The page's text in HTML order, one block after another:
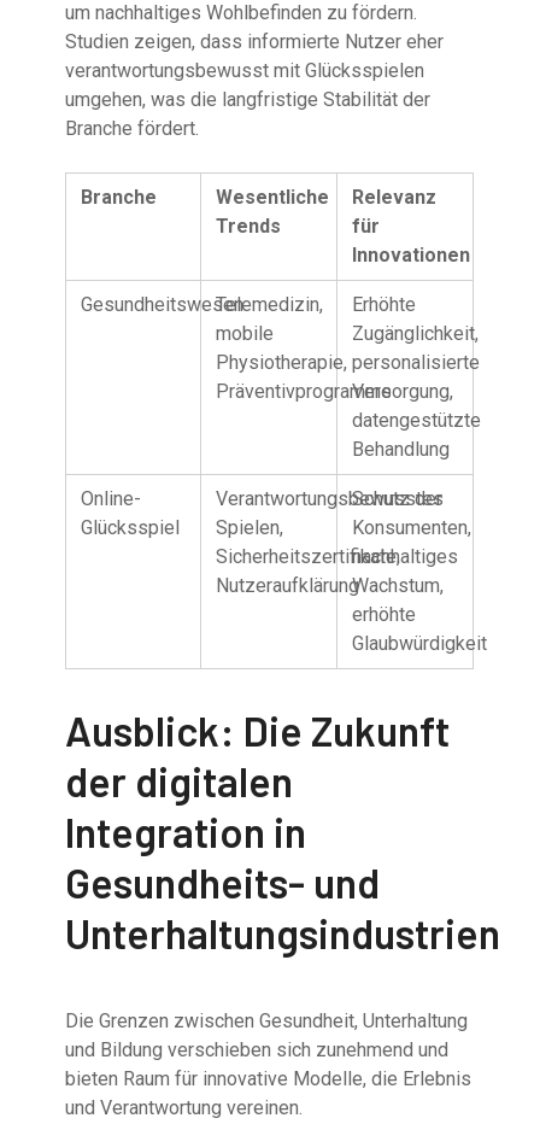
um nachhaltiges Wohlbefinden zu fördern.
Studien zeigen, dass informierte Nutzer eher
verantwortungsbewusst mit Glücksspielen
umgehen, was die langfristige Stabilität der
Branche fördert.
Branche
Wesentliche
Trends
Relevanz
für
Innovationen
GesundheitswesenTelemedizin,
mobile
Physiotherapie,
Präventivprogramme
Erhöhte
Zugänglichkeit,
personalisierte
Versorgung,
datengestützte
Behandlung
Online-
Glücksspiel
Verantwortungsbewusstes
Spielen,
Sicherheitszertifikate,
Nutzeraufklärung
Schutz der
Konsumenten,
nachhaltiges
Wachstum,
erhöhte
Glaubwürdigkeit
Ausblick: Die Zukunft
der digitalen
Integration in
Gesundheits- und
Unterhaltungsindustrien
Die Grenzen zwischen Gesundheit, Unterhaltung
und Bildung verschieben sich zunehmend und
bieten Raum für innovative Modelle, die Erlebnis
und Verantwortung vereinen.